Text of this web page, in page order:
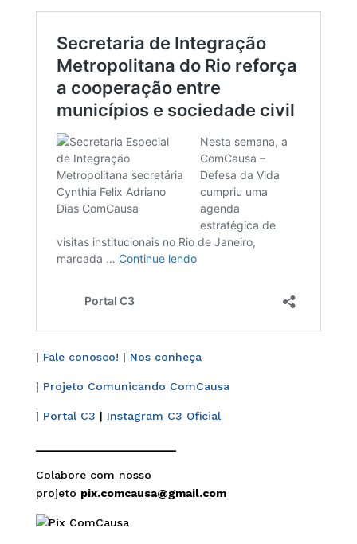
| Fale conosco! | Nos conheça
| Projeto Comunicando ComCausa
| Portal C3 | Instagram C3 Oficial
Colabore com nosso
projeto pix.comcausa@gmail.com